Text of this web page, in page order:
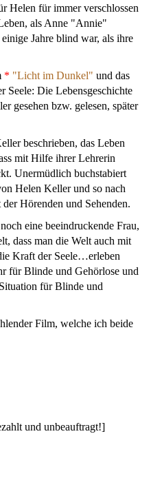
Helen für immer verschlossen
als Anne "Annie"
Jahre blind war, als ihre
* "Licht im Dunkel" und das
Seele: Die Lebensgeschichte
gesehen bzw. gelesen, später
beschrieben, das Leben
mit Hilfe ihrer Lehrerin
Unermüdlich buchstabiert
Helen Keller und so nach
Hörenden und Sehenden.
eine beeindruckende Frau,
dass man die Welt auch mit
Kraft der Seele…erleben
für Blinde und Gehörlose und
für Blinde und
Film, welche ich beide
und unbeauftragt!]